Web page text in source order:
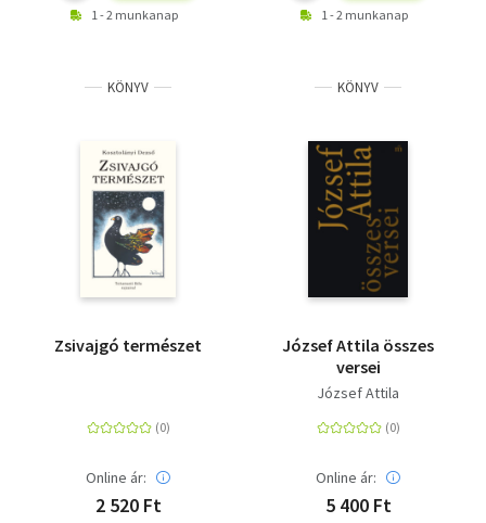
1 - 2 munkanap 1 - 2 munkanap
KÖNYV
Zsivajgó természet
Online ár:
2 520 Ft
KÖNYV
József Attila összes
versei
József Attila
Online ár:
5 400 Ft